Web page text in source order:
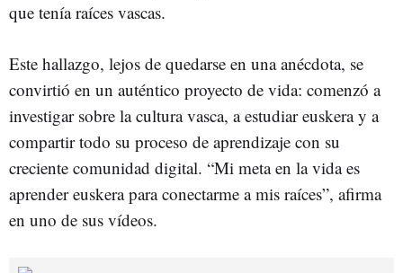
que tenía raíces vascas.
Este hallazgo, lejos de quedarse en una anécdota, se
convirtió en un auténtico proyecto de vida: comenzó a
investigar sobre la cultura vasca, a estudiar euskera y a
compartir todo su proceso de aprendizaje con su
creciente comunidad digital. “Mi meta en la vida es
aprender euskera para conectarme a mis raíces”, afirma
en uno de sus vídeos.